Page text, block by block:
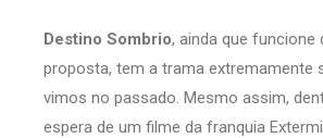
Destino Sombrio, ainda que funcione
proposta, tem a trama extremamente
vimos no passado. Mesmo assim,
espera de um filme da franquia